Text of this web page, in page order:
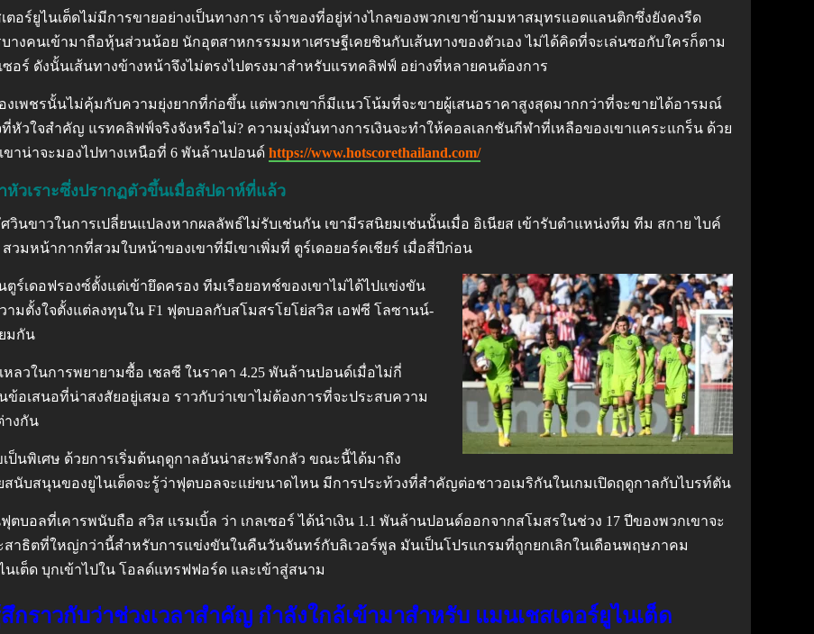
อร์ยูไนเต็ดไม่มีการขายอย่างเป็นทางการ เจ้าของที่อยู่ห่างไกลของพวกเขาข้ามมหาสมุทรแอตแลนติกซึ่งยังคงรีด
างคนเข้ามาถือหุ้นส่วนน้อย นักอุตสาหกรรมมหาเศรษฐีเคยชินกับเส้นทางของตัวเอง ไม่ได้คิดที่จะเล่นซอกับใครก็ตาม
ซอร์ ดังนั้นเส้นทางข้างหน้าจึงไม่ตรงไปตรงมาสำหรับแรทคลิฟฟ์ อย่างที่หลายคนต้องการ
องเพชรนั้นไม่คุ้มกับความยุ่งยากที่ก่อขึ้น แต่พวกเขาก็มีแนวโน้มที่จะขายผู้เสนอราคาสูงสุดมากกว่าที่จะขายได้อารมณ์
หัวใจสำคัญ แรทคลิฟฟ์จริงจังหรือไม่? ความมุ่งมั่นทางการเงินจะทำให้คอลเลกชันกีฬาที่เหลือของเขาแคระแกร็น ด้วย
ขาน่าจะมองไปทางเหนือที่ 6 พันล้านปอนด์ https://www.hotscorethailand.com/
วเราะซึ่งปรากฏตัวขึ้นเมื่อสัปดาห์ที่แล้ว
นขาวในการเปลี่ยนแปลงหากผลลัพธ์ไม่รับเช่นกัน เขามีรสนิยมเช่นนั้นเมื่อ อิเนียส เข้ารับตำแหน่งทีม ทีม สกาย ไบค์
มหน้ากากที่สวมใบหน้าของเขาที่มีเขาเพิ่มที่ ตูร์เดอยอร์คเชียร์ เมื่อสี่ปีก่อน
ร์เดอฟรองซ์ตั้งแต่เข้ายึดครอง ทีมเรือยอทช์ของเขาไม่ได้ไปแข่งขัน
ามตั้งใจตั้งแต่ลงทุนใน F1 ฟุตบอลกับสโมสรโยโย่สวิส เอฟซี โลซานน์-
มกัน
ลวในการพยายามซื้อ เชลซี ในราคา 4.25 พันล้านปอนด์เมื่อไม่กี่
อเสนอที่น่าสงสัยอยู่เสมอ ราวกับว่าเขาไม่ต้องการที่จะประสบความ
างกัน
ป็นพิเศษ ด้วยการเริ่มต้นฤดูกาลอันน่าสะพรึงกลัว ขณะนี้ได้มาถึง
นับสนุนของยูไนเต็ดจะรู้ว่าฟุตบอลจะแย่ขนาดไหน มีการประท้วงที่สำคัญต่อชาวอเมริกันในเกมเปิดฤดูกาลกับไบรท์ตัน
ตบอลที่เคารพนับถือ สวิส แรมเบิ้ล ว่า เกลเซอร์ ได้นำเงิน 1.1 พันล้านปอนด์ออกจากสโมสรในช่วง 17 ปีของพวกเขาจะ
สาธิตที่ใหญ่กว่านี้สำหรับการแข่งขันในคืนวันจันทร์กับลิเวอร์พูล มันเป็นโปรแกรมที่ถูกยกเลิกในเดือนพฤษภาคม
เต็ด บุกเข้าไปใน โอลด์แทรฟฟอร์ด และเข้าสู่สนาม
ราวกับว่าช่วงเวลาสำคัญ กำลังใกล้เข้ามาสำหรับ แมนเชสเตอร์ยูไนเต็ด